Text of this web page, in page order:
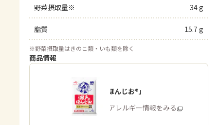
野菜摂取量※ 34 g
脂質 15.7 g
※野菜摂取量はきのこ類・いも類を除く
商品情報
「瀬戸のほんじお®」
商品・アレルギー情報をみる